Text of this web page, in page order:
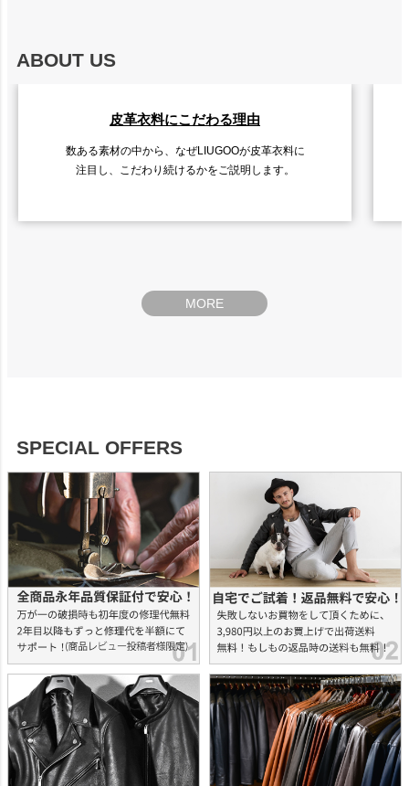
ABOUT US
皮革衣料にこだわる理由
数ある素材の中から、なぜLIUGOOが皮革衣料に
注目し、こだわり続けるかをご説明します。
MORE
SPECIAL OFFERS